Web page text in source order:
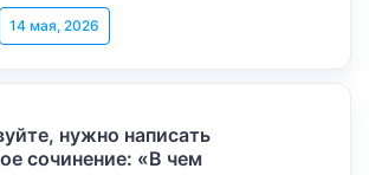
14 мая, 2026
нужно написать
сочинение: «В чем